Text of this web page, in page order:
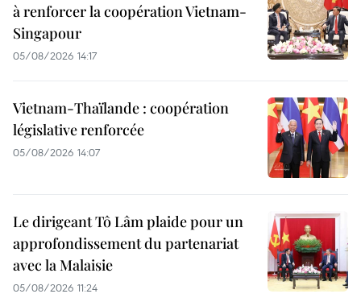
à renforcer la coopération Vietnam-
Singapour
05/08/2026 14:17
Vietnam-Thaïlande : coopération
législative renforcée
05/08/2026 14:07
Le dirigeant Tô Lâm plaide pour un
approfondissement du partenariat
avec la Malaisie
05/08/2026 11:24